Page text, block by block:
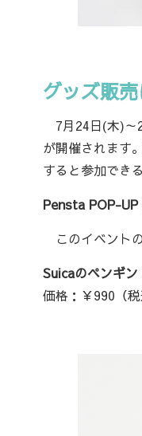
グッズ販
7月24日(木)～
が開催されます
すると参加でき
Pensta POP-
このイベント
Suicaのペンギン
価格：￥990（税